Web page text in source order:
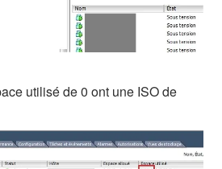
utilisé de 0 ont une ISO de